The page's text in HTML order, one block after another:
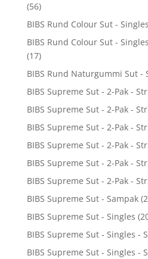
(56)
BIBS Rund Colour Sut -
BIBS Rund Colour Sut -
(17)
BIBS Rund Naturgummi Sut -
BIBS Supreme Sut - 2-Pak -
BIBS Supreme Sut - 2-Pak -
BIBS Supreme Sut - 2-Pak -
BIBS Supreme Sut - 2-Pak -
BIBS Supreme Sut - 2-Pak -
BIBS Supreme Sut - 2-Pak -
BIBS Supreme Sut - Sampak
BIBS Supreme Sut - Singles
BIBS Supreme Sut - Singles -
BIBS Supreme Sut - Singles -